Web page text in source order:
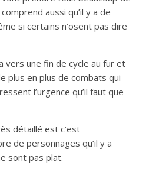
aussi qu’il y a de
si certains n’osent pas dire
vers une fin de cycle au fur et
plus en plus de combats qui
l’urgence qu’il faut que
détaillé est c’est
de personnages qu’il y a
sont pas plat.